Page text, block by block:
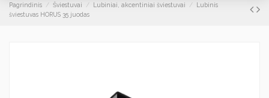
Pagrindinis Šviestuvai Lubiniai, akcentiniai šviestuvai
Lubinis
šviestuvas HORUS 35 juodas